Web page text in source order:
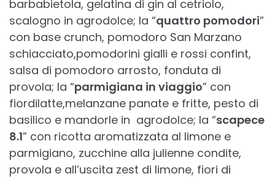
barbabietola, gelatina di gin al cetriolo,
scalogno in agrodolce; la “quattro pomodori”
con base crunch, pomodoro San Marzano
schiacciato,pomodorini gialli e rossi confint,
salsa di pomodoro arrosto, fonduta di
provola; la “parmigiana in viaggio” con
fiordilatte,melanzane panate e fritte, pesto di
basilico e mandorle in agrodolce; la “scapece
8.1” con ricotta aromatizzata al limone e
parmigiano, zucchine alla julienne condite,
provola e all’uscita zest di limone, fiori di